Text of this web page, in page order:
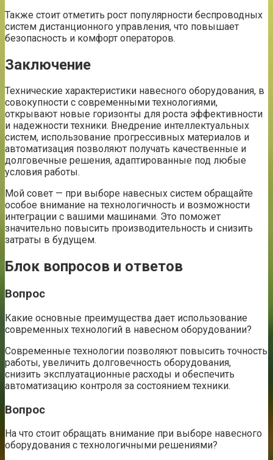
Также стоит отметить рост популярности беспроводных
систем дистанционного управления, что повышает
безопасность и комфорт операторов.
Заключение
Технические характеристики навесного оборудования, в
совокупности с современными технологиями,
открывают новые горизонты для роста эффективности
и надежности техники. Внедрение интеллектуальных
систем, использование прогрессивных материалов и
автоматизация позволяют получать качественные и
долговечные решения, адаптированные под любые
условия работы.
Мой совет — при выборе навесных систем обращайте
особое внимание на технологичность и возможности
интеграции с вашими машинами. Это поможет
значительно повысить производительность и снизить
затраты в будущем.
Блок вопросов и ответов
Вопрос
Какие основные преимущества дает использование
современных технологий в навесном оборудовании?
Современные технологии позволяют повысить точность
работы, увеличить долговечность оборудования,
снизить эксплуатационные расходы и обеспечить
автоматизацию контроля за состоянием техники.
Вопрос
На что стоит обращать внимание при выборе навесного
оборудования с технологичными решениями?